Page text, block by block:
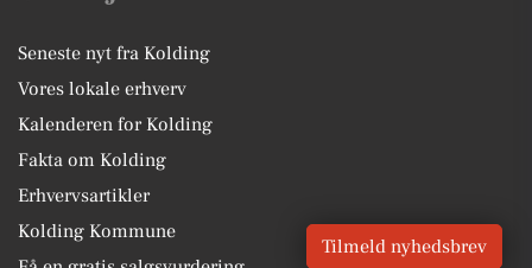
Seneste nyt fra Kolding
Vores lokale erhverv
Kalenderen for Kolding
Fakta om Kolding
Erhvervsartikler
Kolding Kommune
Tilmeld nyhedsbrev